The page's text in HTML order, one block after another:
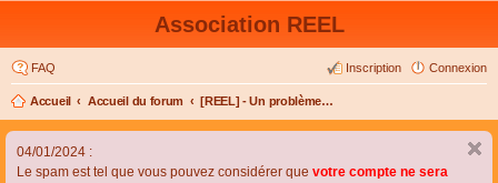
Association REEL
FAQ Connexion
Inscription
Accueil Accueil du forum [REEL] - Un problème de connexion ou d'inscription ?
04/01/2024 :
Le spam est tel que vous pouvez considérer que votre compte ne sera